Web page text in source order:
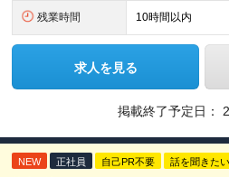
残業時間 10時間以内
求人を見る
掲載終了予定日：
NEW 正社員 自己PR不要 話を聞きた